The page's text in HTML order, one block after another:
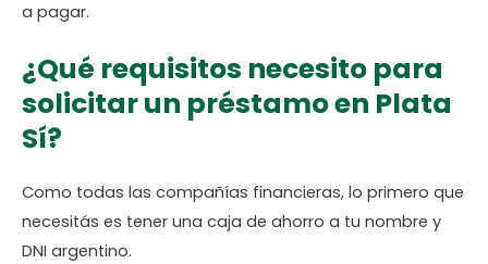
a pagar.
¿Qué requisitos necesito para
solicitar un préstamo en Plata
Sí?
Como todas las compañías financieras, lo primero que
necesitás es tener una caja de ahorro a tu nombre y
DNI argentino.